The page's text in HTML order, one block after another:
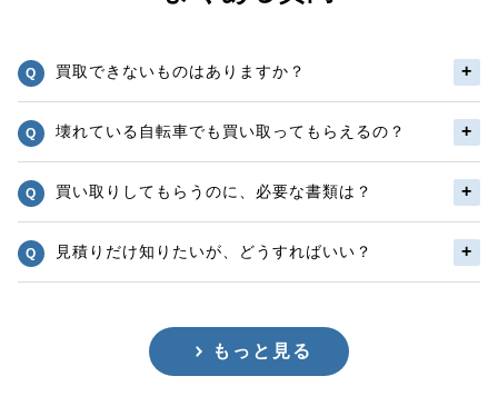
買取できないものはありますか？
壊れている自転車でも買い取ってもらえるの？
買い取りしてもらうのに、必要な書類は？
見積りだけ知りたいが、どうすればいい？
もっと見る